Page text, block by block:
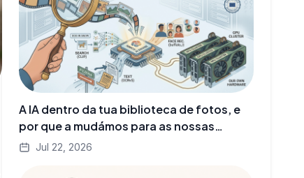
A IA dentro da tua biblioteca de fotos, e
por que a mudámos para as nossas
próprias GPUs
Jul 22, 2026